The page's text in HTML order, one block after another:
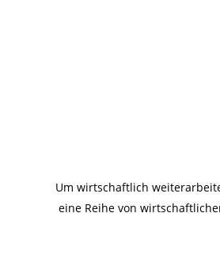
Um wirtschaftlich
eine Reihe von